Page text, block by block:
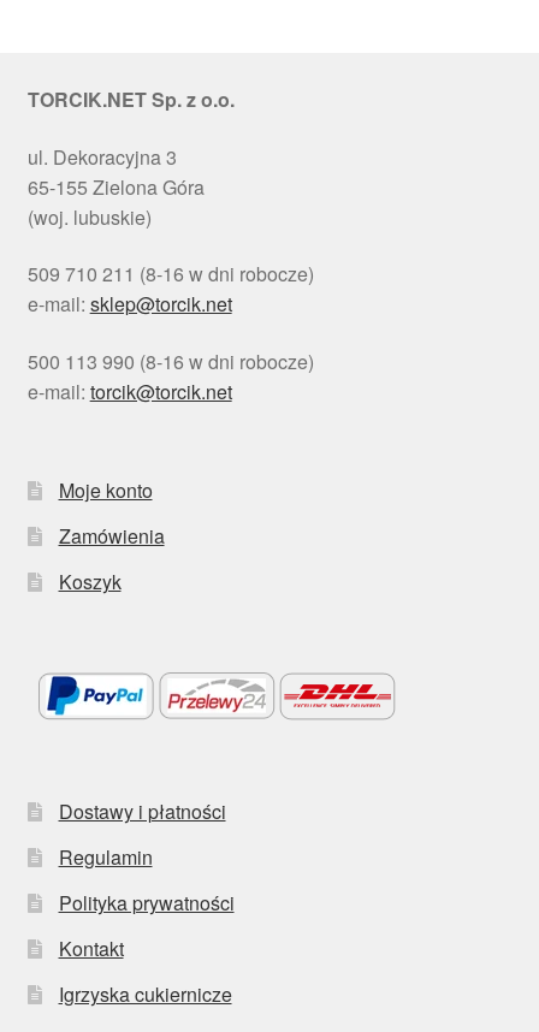
TORCIK.NET Sp. z o.o.
ul. Dekoracyjna 3
65-155 Zielona Góra
(woj. lubuskie)
509 710 211 (8-16 w dni robocze)
e-mail: sklep@torcik.net
500 113 990 (8-16 w dni robocze)
e-mail: torcik@torcik.net
Moje konto
Zamówienia
Koszyk
Dostawy i płatności
Regulamin
Polityka prywatności
Kontakt
Igrzyska cukiernicze